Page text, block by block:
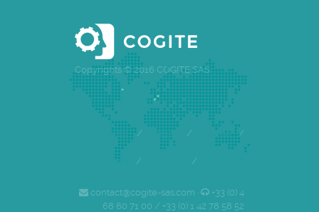
Copyrights © 2016 COGITE SAS
Inicio / Cogite / Equipo /
Clientes / /
contact@cogite-sas.com ·
+33 (0) 4
68 60 71 00 / +33 (0) 1 42 78 58 52